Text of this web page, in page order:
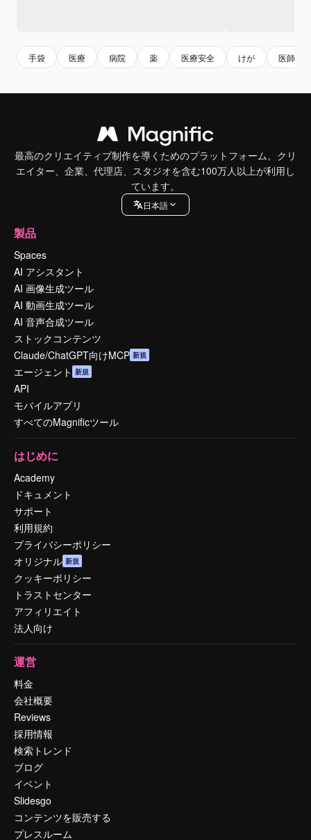
手袋 医療 病院 薬 医療安全 けが 医師
最高のクリエイティブ制作を導くためのプラットフォーム。クリ
エイター、企業、代理店、スタジオを含む100万人以上が利用し
ています。
日本語
製品
Spaces
AI アシスタント
AI 画像生成ツール
AI 動画生成ツール
AI 音声合成ツール
ストックコンテンツ
Claude/ChatGPT向けMCP 新規
エージェント 新規
API
モバイルアプリ
すべてのMagnificツール
はじめに
Academy
ドキュメント
サポート
利用規約
プライバシーポリシー
オリジナル 新規
クッキーポリシー
トラストセンター
アフィリエイト
法人向け
運営
料金
会社概要
Reviews
採用情報
検索トレンド
ブログ
イベント
Slidesgo
コンテンツを販売する
プレスルーム